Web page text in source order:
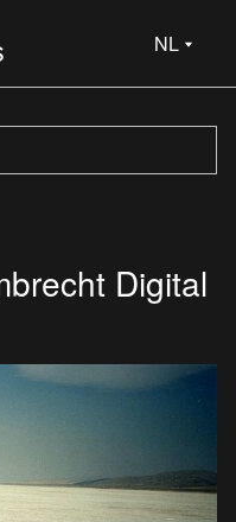
NL
Digital